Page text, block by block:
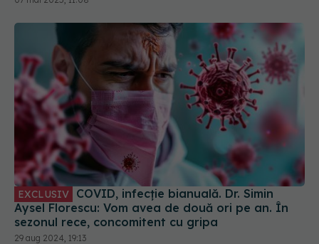
EXCLUSIV
Aysel Florescu: Vom avea de două ori pe an. În
sezonul rece, concomitent cu gripa
29 aug 2024, 19:13